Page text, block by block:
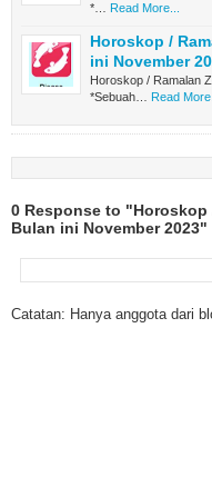
*…
Read More...
Horoskop /
ini November
Horoskop / Ramalan
*Sebuah… Read
0 Response to "Horoskop
Bulan ini November 2023"
Catatan: Hanya anggota dari